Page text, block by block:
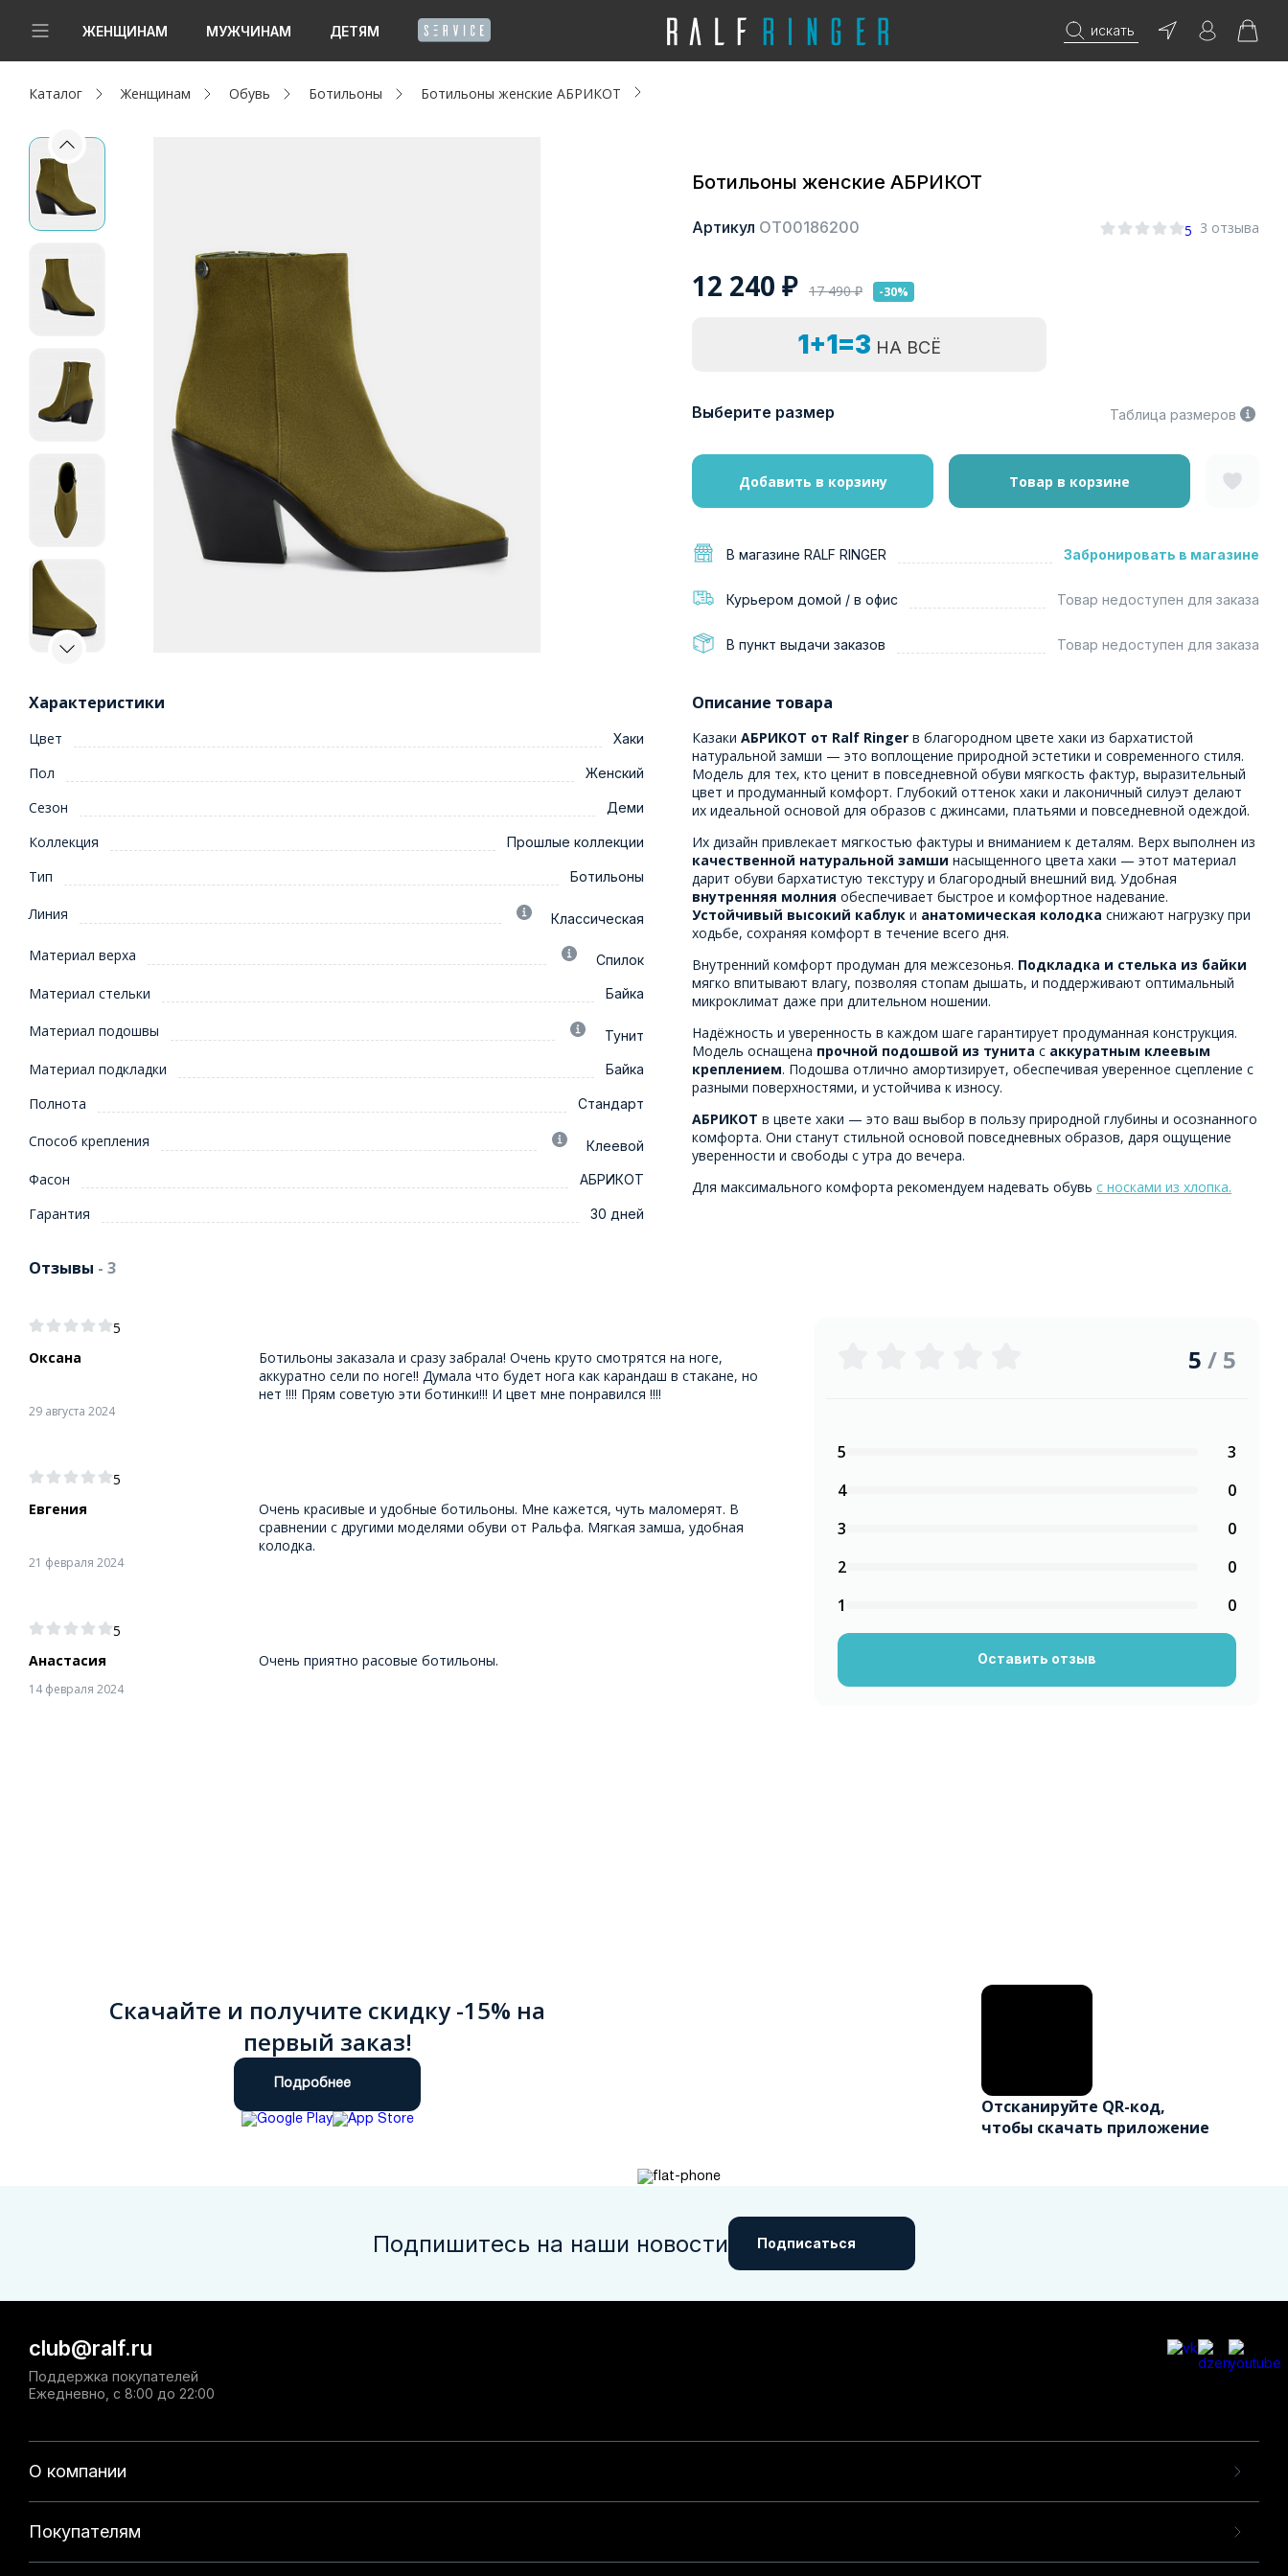
ЖЕНЩИНАМ МУЖЧИНАМ ДЕТЯМ искать
Новинки
Женщинам
Мужчинам
Капсула
Акции / Новости
Адреса магазинов
Каталог Женщинам Обувь Ботильоны Ботильоны женские АБРИКОТ
Ботильоны женские АБРИКОТ
Артикул ОТ00186200 5 3 отзыва
12 240 ₽ 17 490₽ -30%
1+1=3 НА ВСЁ
Выберите размер Таблица размеров
Добавить в корзину Товар в корзине
В магазине RALF RINGER Забронировать в магазине
Курьером домой / в офис Товар недоступен для заказа
В пункт выдачи заказов Товар недоступен для заказа
Характеристики
Цвет Хаки
Пол Женский
Сезон Деми
Коллекция Прошлые коллекции
Тип Ботильоны
Линия Классическая
Материал верха Спилок
Материал стельки Байка
Материал подошвы Тунит
Материал подкладки Байка
Полнота Стандарт
Способ крепления Клеевой
Фасон АБРИКОТ
Гарантия 30 дней
Описание товара
Казаки АБРИКОТ от Ralf Ringer в благородном цвете хаки из бархатистой
натуральной замши — это воплощение природной эстетики и современного стиля.
Модель для тех, кто ценит в повседневной обуви мягкость фактур, выразительный
цвет и продуманный комфорт. Глубокий оттенок хаки и лаконичный силуэт делают
их идеальной основой для образов с джинсами, платьями и повседневной одеждой.
Их дизайн привлекает мягкостью фактуры и вниманием к деталям. Верх выполнен из
качественной натуральной замши насыщенного цвета хаки — этот материал
дарит обуви бархатистую текстуру и благородный внешний вид. Удобная
внутренняя молния обеспечивает быстрое и комфортное надевание.
Устойчивый высокий каблук и анатомическая колодка снижают нагрузку при
ходьбе, сохраняя комфорт в течение всего дня.
Внутренний комфорт продуман для межсезонья. Подкладка и стелька из байки
мягко впитывают влагу, позволяя стопам дышать, и поддерживают оптимальный
микроклимат даже при длительном ношении.
Надёжность и уверенность в каждом шаге гарантирует продуманная конструкция.
Модель оснащена прочной подошвой из тунита с аккуратным клеевым
креплением. Подошва отлично амортизирует, обеспечивая уверенное сцепление с
разными поверхностями, и устойчива к износу.
АБРИКОТ в цвете хаки — это ваш выбор в пользу природной глубины и осознанного
комфорта. Они станут стильной основой повседневных образов, даря ощущение
уверенности и свободы с утра до вечера.
Для максимального комфорта рекомендуем надевать обувь с носками из хлопка.
Отзывы - 3
5
Оксана
29 августа 2024
Ботильоны заказала и сразу забрала! Очень круто смотрятся на ноге,
аккуратно сели по ноге!! Думала что будет нога как карандаш в стакане, но
нет !!!! Прям советую эти ботинки!!! И цвет мне понравился !!!!
5
Евгения
21 февраля 2024
Очень красивые и удобные ботильоны. Мне кажется, чуть маломерят. В
сравнении с другими моделями обуви от Ральфа. Мягкая замша, удобная
колодка.
5
Анастасия
14 февраля 2024
Очень приятно расовые ботильоны.
5 / 5
5
3
4
0
3
0
2
0
1
0
Оставить отзыв
Скачайте и получите скидку -15% на
первый заказ!
Подробнее
Отсканируйте QR-код,
чтобы скачать приложение
Подпишитесь на наши новости Подписаться
О компании
Покупателям
club@ralf.ru
Поддержка покупателей
Ежедневно, с 8:00 до 22:00